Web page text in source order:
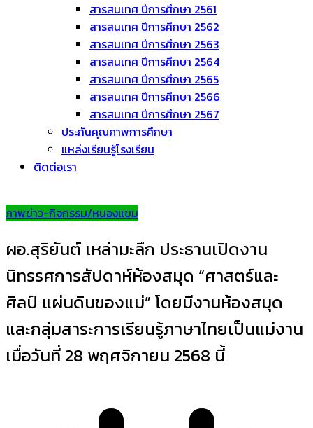
สารสนเทศ ปีการศึกษา 2561
สารสนเทศ ปีการศึกษา 2562
สารสนเทศ ปีการศึกษา 2563
สารสนเทศ ปีการศึกษา 2564
สารสนเทศ ปีการศึกษา 2565
สารสนเทศ ปีการศึกษา 2566
สารสนเทศ ปีการศึกษา 2567
ประกันคุณภาพการศึกษา
แหล่งเรียนรู้โรงเรียน
ติดต่อเรา
ภาพข่าว-กิจกรรม/หนองแขม
ผอ.สุริยันต์ เหล่ามะลึก ประธานเปิดงาน
นิทรรศการสัปดาห์ห้องสมุด “ศาสตร์และ
ศิลป์ แผ่นดินของแม่” โดยมีงานห้องสมุด
และกลุ่มสาระการเรียนรู้ภาษาไทยเป็นแม่งาน
เมื่อวันที่ 28 พฤศจิกายน 2568 นี้